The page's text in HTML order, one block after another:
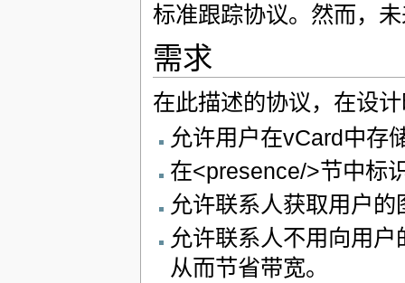
标准跟踪协议。然而，
需求
在此描述的协议，在设
允许用户在vCard中存
在<presence/>节中标
允许联系人获取用户
允许联系人不用向用
从而节省带宽。